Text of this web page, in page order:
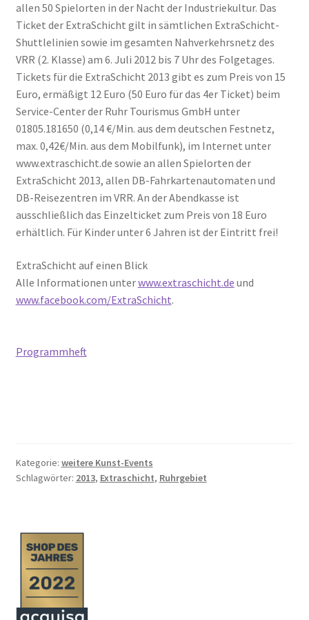
allen 50 Spielorten in der Nacht der Industriekultur. Das
Ticket der ExtraSchicht gilt in sämtlichen ExtraSchicht-
Shuttlelinien sowie im gesamten Nahverkehrsnetz des
VRR (2. Klasse) am 6. Juli 2012 bis 7 Uhr des Folgetages.
Tickets für die ExtraSchicht 2013 gibt es zum Preis von 15
Euro, ermäßigt 12 Euro (50 Euro für das 4er Ticket) beim
Service-Center der Ruhr Tourismus GmbH unter
01805.181650 (0,14 €/Min. aus dem deutschen Festnetz,
max. 0,42€/Min. aus dem Mobilfunk), im Internet unter
www.extraschicht.de sowie an allen Spielorten der
ExtraSchicht 2013, allen DB-Fahrkartenautomaten und
DB-Reisezentren im VRR. An der Abendkasse ist
ausschließlich das Einzelticket zum Preis von 18 Euro
erhältlich. Für Kinder unter 6 Jahren ist der Eintritt frei!
ExtraSchicht auf einen Blick
Alle Informationen unterwww.extraschicht.de und
www.facebook.com/ExtraSchicht.
Programmheft
Kategorie: weitere Kunst-Events
Schlagwörter: 2013, Extraschicht, Ruhrgebiet